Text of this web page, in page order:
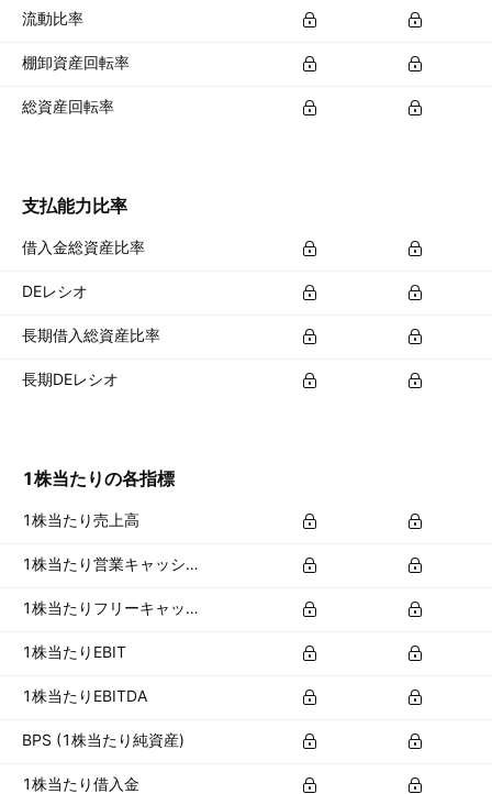
流動比率
棚卸資産回転率
総資産回転率
支払能力比率
借入金総資産比率
DEレシオ
長期借入総資産比率
長期DEレシオ
1株当たりの各指標
1株当たり売上高
1株当たり営業キャッシュフロー
1株当たりフリーキャッシュフロー
1株当たりEBIT
1株当たりEBITDA
BPS (1株当たり純資産)
1株当たり借入金